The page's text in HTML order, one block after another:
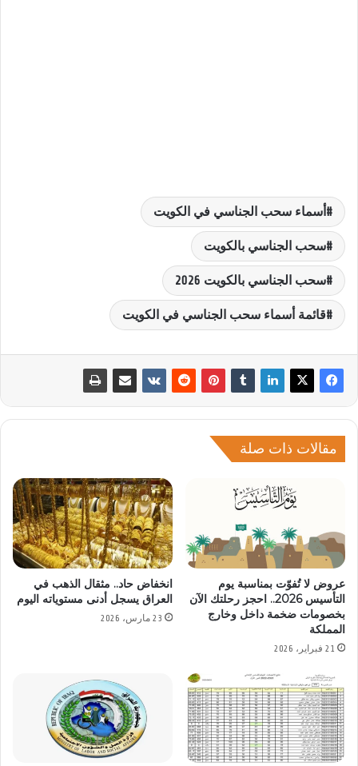
أسماء سحب الجناسي في الكويت
سحب الجناسي بالكويت
سحب الجناسي بالكويت 2026
قائمة أسماء سحب الجناسي في الكويت
مقالات ذات صلة
عروض لا تُفوّت بمناسبة يوم
التأسيس 2026.. احجز رحلتك الآن
بخصومات ضخمة داخل وخارج
المملكة
21 فبراير، 2026
انخفاض حاد.. مثقال الذهب في
العراق يسجل أدنى مستوياته اليوم
23 مارس، 2026